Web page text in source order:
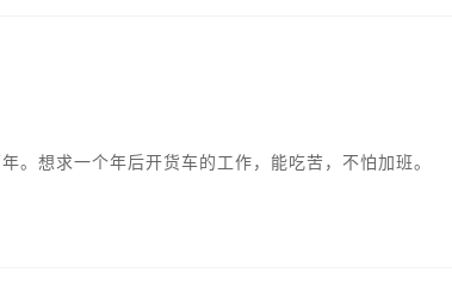
。想求一个年后开货车的工作，能吃苦，不怕加班。